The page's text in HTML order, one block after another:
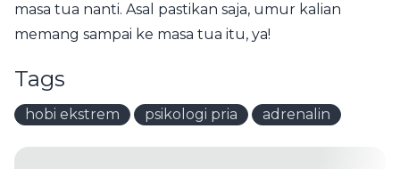
masa tua nanti. Asal pastikan saja, umur kalian
memang sampai ke masa tua itu, ya!
Tags
hobi ekstrem psikologi pria adrenalin